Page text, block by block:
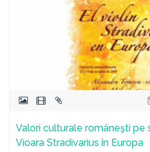
Valori culturale româneşti pe
Vioara Stradivarius în Europa